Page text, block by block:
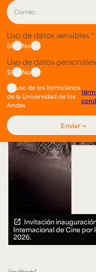
Invitación
Internacional de Cine por
2026.